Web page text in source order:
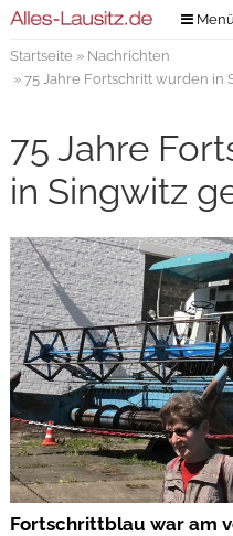
Menü
Verlag
Impressum
Startseite» Nachrichten
» 75 Jahre Fortschritt wurden in
75 Jahre
in Singwitz
Fortschrittblau war am